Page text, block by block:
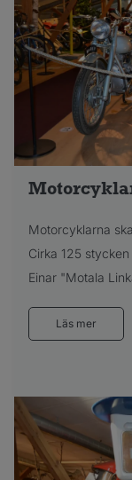
Motorcyklarna
Cirka 125
Einar "Motala
Läs mer